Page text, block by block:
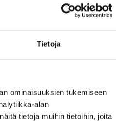
Tietoja
ominaisuuksien tukemiseen
alan
tietoja muihin tietoihin, joita
Suomen
torstaina
sekä